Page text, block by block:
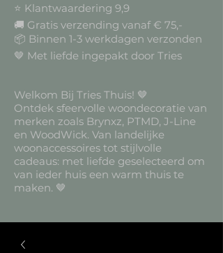
⭐ Klantwaardering 9,9
🚚 Gratis verzending vanaf € 75,-
📦 Binnen 1-3 werkdagen verzonden
🤎 Met liefde ingepakt door Tries
Welkom Bij Tries Thuis! 🤎
Ontdek sfeervolle woondecoratie van
merken zoals Brynxz, PTMD, J-Line
en WoodWick. Van landelijke
woonaccessoires tot stijlvolle
cadeaus: met liefde geselecteerd om
van ieder huis een warm thuis te
maken. 🤎